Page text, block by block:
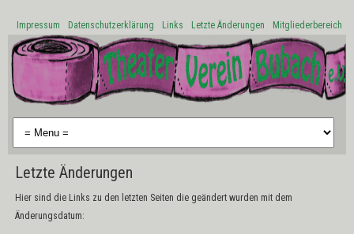
Impressum Datenschutzerklärung Links Letzte Änderungen Mitgliederbereich
Letzte Änderungen
Hier sind die Links zu den letzten Seiten die geändert wurden mit dem
Änderungsdatum: